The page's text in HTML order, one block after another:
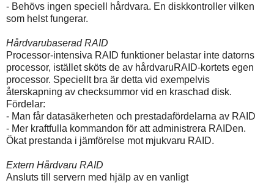
- Behövs ingen speciell hårdvara. En diskkontroller vilken
som helst fungerar.
Hårdvarubaserad RAID
Processor-intensiva RAID funktioner belastar inte datorns
processor, istället sköts de av hårdvaruRAID-kortets egen
processor. Speciellt bra är detta vid exempelvis
återskapning av checksummor vid en kraschad disk.
Fördelar:
- Man får datasäkerheten och prestadafördelarna av RAID
- Mer kraftfulla kommandon för att administrera RAIDen.
Ökat prestanda i jämförelse mot mjukvaru RAID.
Extern Hårdvaru RAID
Ansluts till servern med hjälp av en vanligt